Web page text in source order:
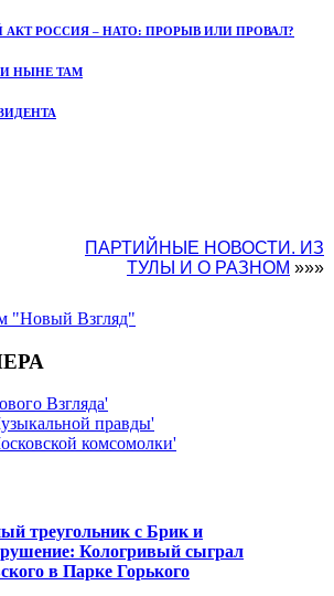
РОССИЯ – НАТО: ПРОРЫВ ИЛИ ПРОВАЛ?
И НЫНЕ ТАМ
ПАРТИЙНЫЕ НОВОСТИ. ИЗ
ТУЛЫ И О РАЗНОМ »»»
треугольник с Брик и
Кологривый сыграл
в Парке Горького